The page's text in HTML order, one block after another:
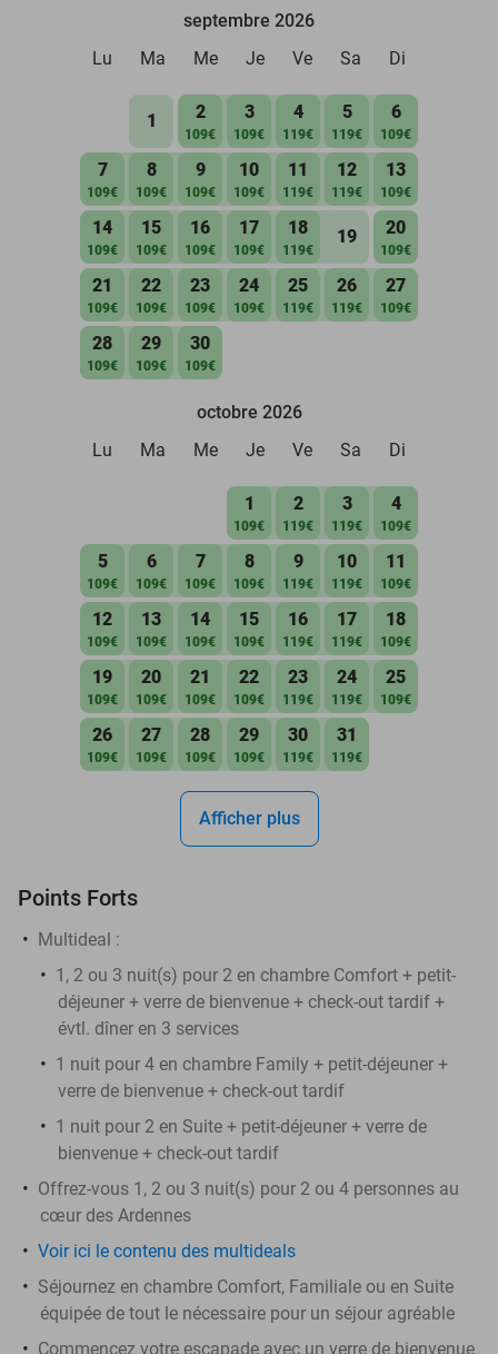
septembre 2026
Lu
Ma Me Je Ve Sa Di
1 2
109€
3
109€
4
119€
5
119€
6
109€
7
109€
8
109€
9
109€
10
109€
11
119€
12
119€
13
109€
14
109€
15
109€
16
109€
17
109€
18
119€
19 20
109€
21
109€
22
109€
23
109€
24
109€
25
119€
26
119€
27
109€
28
109€
29
109€
30
109€
octobre 2026
Lu
Ma Me Je Ve Sa Di
1
109€
2
119€
3
119€
4
109€
5
109€
6
109€
7
109€
8
109€
9
119€
10
119€
11
109€
12
109€
13
109€
14
109€
15
109€
16
119€
17
119€
18
109€
19
109€
20
109€
21
109€
22
109€
23
119€
24
119€
25
109€
26
109€
27
109€
28
109€
29
109€
30
119€
31
119€
Afficher plus
Points Forts
Multideal :
​1, 2 ou 3 nuit(s) pour 2 en chambre Comfort + petit-
déjeuner + verre de bienvenue + check-out tardif +
évtl. dîner en 3 services
1 nuit pour 4 en chambre Family + petit-déjeuner +
verre de bienvenue + check-out tardif
1 nuit pour 2 en Suite + petit-déjeuner + verre de
bienvenue + check-out tardif
Offrez-vous 1, 2 ou 3 nuit(s) pour 2 ou 4 personnes au
cœur des Ardennes
Voir ici le contenu des multideals
Séjournez en chambre Comfort, Familiale ou en Suite
équipée de tout le nécessaire pour un séjour agréable
Commencez votre escapade avec un verre de bienvenue